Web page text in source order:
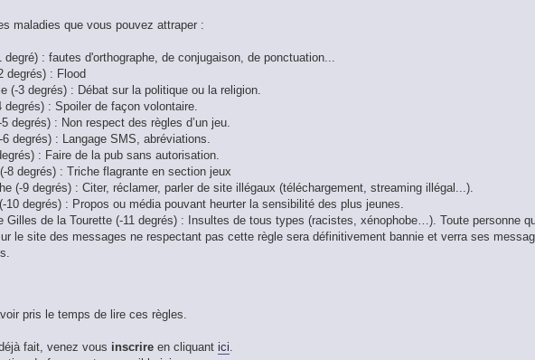
maladies que vous pouvez attraper :
degré) : fautes d'orthographe, de conjugaison, de ponctuation...
degrés) : Flood
(-3 degrés) : Débat sur la politique ou la religion.
degrés) : Spoiler de façon volontaire.
degrés) : Non respect des règles d’un jeu.
degrés) : Langage SMS, abréviations.
: Faire de la pub sans autorisation.
8 degrés) : Triche flagrante en section jeux
(-9 degrés) : Citer, réclamer, parler de site illégaux (téléchargement, streaming illégal...).
10 degrés) : Propos ou média pouvant heurter la sensibilité des plus jeunes.
Gilles de la Tourette (-11 degrés) : Insultes de tous types (racistes, xénophobe…). Toute personne
le site des messages ne respectant pas cette règle sera définitivement bannie et verra ses
pris le temps de lire ces règles.
fait, venez vous inscrire en cliquant ici.